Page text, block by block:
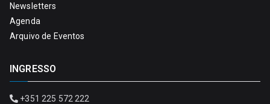
Newsletters
Agenda
Arquivo de Eventos
INGRESSO
+351 225 572 222